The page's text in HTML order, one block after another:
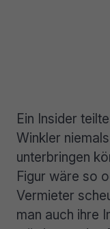
Ein Insider
Winkler
unterbringen
Figur wäre so
Vermieter
man auch ihre